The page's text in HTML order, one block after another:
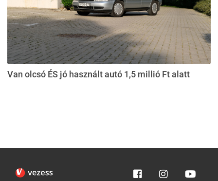
Van olcsó ÉS jó használt autó 1,5 millió Ft alatt